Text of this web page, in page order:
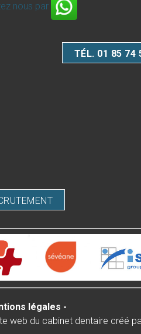
nous par
TÉL. 01 85 74
légales -
web du cabinet dentaire créé